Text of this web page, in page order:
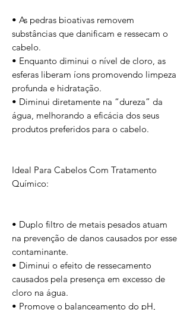
• As pedras bioativas removem
substâncias que danificam e ressecam o
cabelo.
• Enquanto diminui o nível de cloro, as
esferas liberam íons promovendo limpeza
profunda e hidratação.
• Diminui diretamente na “dureza” da
água, melhorando a eficácia dos seus
produtos preferidos para o cabelo.
Ideal Para Cabelos Com Tratamento
Químico:
• Duplo filtro de metais pesados atuam
na prevenção de danos causados por esse
contaminante.
• Diminui o efeito de ressecamento
causados pela presença em excesso de
cloro na água.
• Promove o balanceamento do pH,